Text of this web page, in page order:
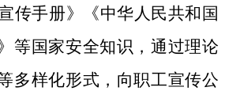
传手册》《中华人民共和国
等国家安全知识，通过理论
多样化形式，向职工宣传公